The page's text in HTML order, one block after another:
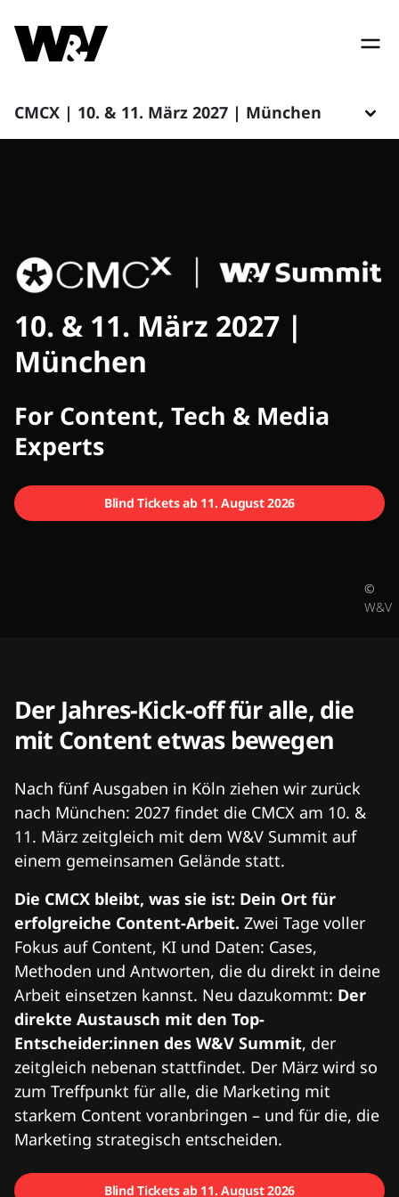
CMCX | 10. & 11. März 2027 | München
CMCX
10. & 11. März 2027 |
München
For Content, Tech & Media
Experts
Blind Tickets ab 11. August 2026
©
W&V
Der Jahres-Kick-off für alle, die
mit Content etwas bewegen
Nach fünf Ausgaben in Köln ziehen wir zurück
nach München: 2027 findet die CMCX am 10. &
11. März zeitgleich mit dem W&V Summit auf
einem gemeinsamen Gelände statt.
Die CMCX bleibt, was sie ist: Dein Ort für
erfolgreiche Content-Arbeit. Zwei Tage voller
Fokus auf Content, KI und Daten: Cases,
Methoden und Antworten, die du direkt in deine
Arbeit einsetzen kannst. Neu dazukommt: Der
direkte Austausch mit den Top-
Entscheider:innen des W&V Summit, der
zeitgleich nebenan stattfindet. Der März wird so
zum Treffpunkt für alle, die Marketing mit
starkem Content voranbringen – und für die, die
Marketing strategisch entscheiden.
Blind Tickets ab 11. August 2026